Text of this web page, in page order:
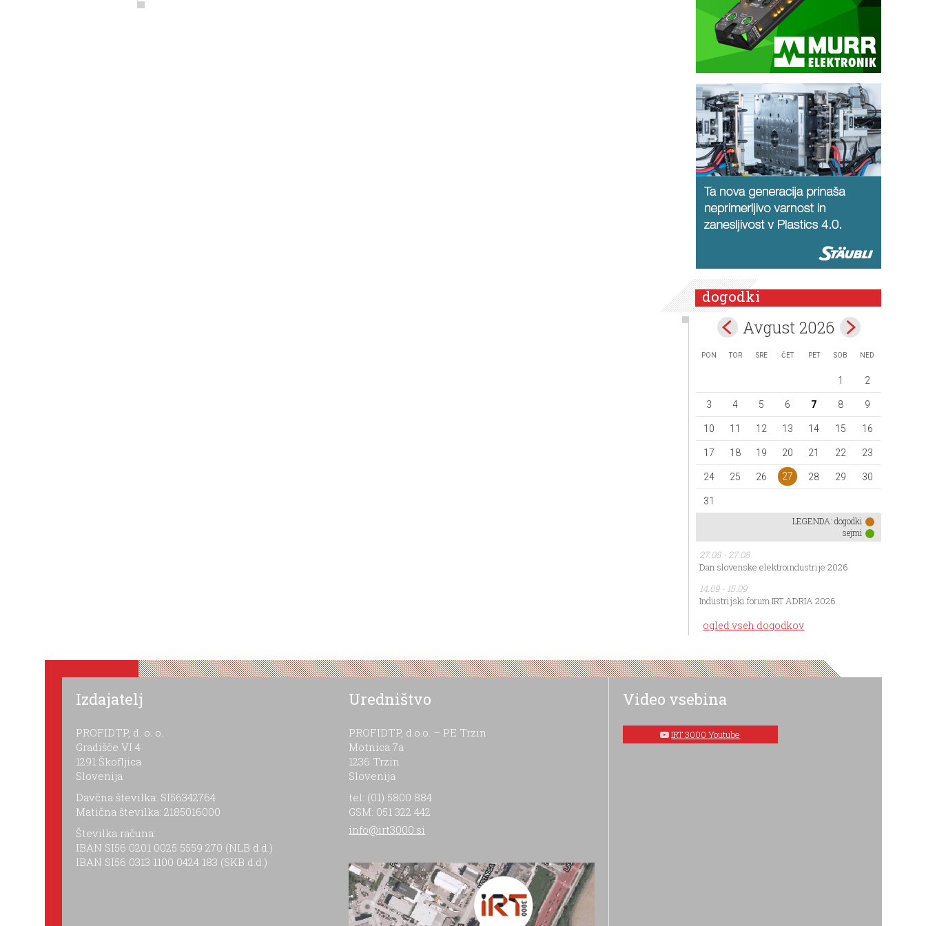
dogodki
Avgust 2026
PON TOR SRE ČET PET SOB NED
1 2
3 4 5 6 7 8 9
10 11 12 13 14 15 16
17 18 19 20 21 22 23
24 25 26 27 28 29 30
31
LEGENDA: dogodki
sejmi
27.08 - 27.08
Dan slovenske elektroindustrije 2026
14.09 - 15.09
Industrijski forum IRT ADRIA 2026
ogled vseh dogodkov
Izdajatelj
PROFIDTP, d. o. o.
Gradišče VI 4
1291 Škofljica
Slovenija
Davčna številka: SI56342764
Matična številka: 2185016000
Številka računa:
IBAN SI56 0201 0025 5559 270 (NLB d.d.)
IBAN SI56 0313 1100 0424 183 (SKB d.d.)
Uredništvo
PROFIDTP, d.o.o. – PE Trzin
Motnica 7a
1236 Trzin
Slovenija
tel: (01) 5800 884
GSM: 051 322 442
info@irt3000.si
Video vsebina
IRT 3000 Youtube